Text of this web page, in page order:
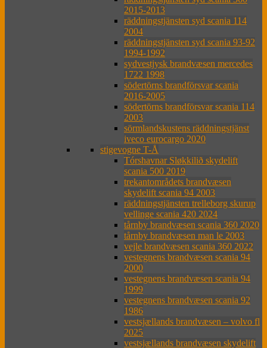
2015-2013
räddningstjänsten syd scania 114
2004
räddningstjänsten syd scania 93-92
1994-1992
sydvestjysk brandvæsen mercedes
1722 1998
södertörns brandförsvar scania
2016-2005
södertörns brandförsvar scania 114
2003
sörmlandskustens räddningstjänst
iveco eurocargo 2020
stigevogne T-Å
Tórshavnar Sløkkilið skydelift
scania 500 2019
trekantområdets brandvæsen
skydelift scania 94 2003
räddningstjänsten trelleborg skurup
vellinge scania 420 2024
tårnby brandvæsen scania 360 2020
tårnby brandvæsen man le 2003
vejle brandvæsen scania 360 2022
vestegnens brandvæsen scania 94
2000
vestegnens brandvæsen scania 94
1999
vestegnens brandvæsen scania 92
1986
vestsjællands brandvæsen – volvo fl
2025
vestsjællands brandvæsen skydelift